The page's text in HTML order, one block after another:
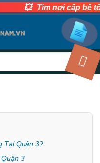
💥 Tìm nơi cấp bê
Tại Quận 3?
3